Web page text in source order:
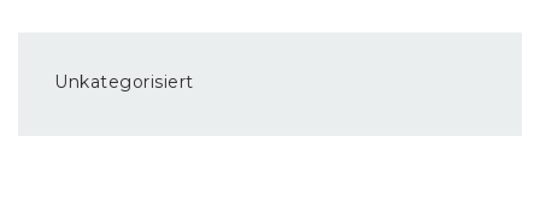
Unkategorisiert